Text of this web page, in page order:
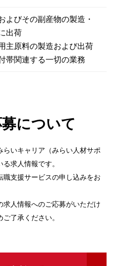
よびその副産物の製造・
出荷
主原料の製造および出荷
帯関連する一切の業務
について
らいキャリア（みらい人材サポ
求人情報です。
職支援サービスの申し込みをお
人情報へのご応募がいただけ
了承ください。